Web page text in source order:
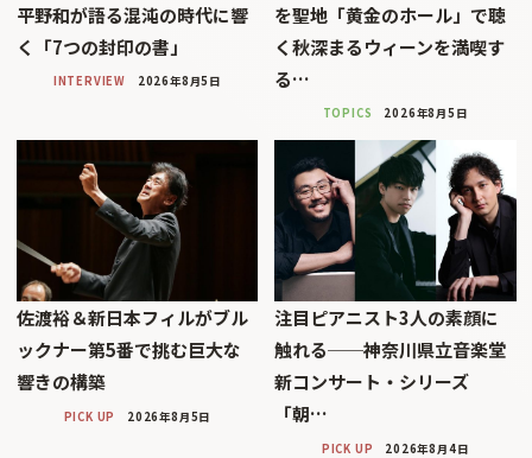
平野和が語る混沌の時代に響
く「7つの封印の書」
INTERVIEW 2026年8月5日
を聖地「黄金のホール」で聴
く秋深まるウィーンを満喫す
る…
TOPICS 2026年8月5日
佐渡裕＆新日本フィルがブル
ックナー第5番で挑む巨大な
響きの構築
PICK UP 2026年8月5日
注目ピアニスト3人の素顔に
触れる──神奈川県立音楽堂
新コンサート・シリーズ
「朝…
PICK UP 2026年8月4日